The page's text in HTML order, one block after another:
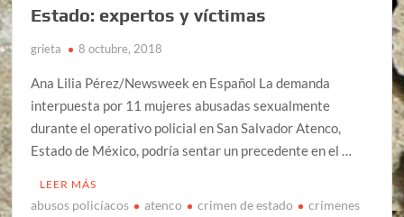
Estado: expertos y víctimas
grieta 8 octubre, 2018
Ana Lilia Pérez/Newsweek en Español La demanda
interpuesta por 11 mujeres abusadas sexualmente
durante el operativo policial en San Salvador Atenco,
Estado de México, podría sentar un precedente en el …
LEER MÁS
abusos policíacos atenco crimen de estado
crímenes